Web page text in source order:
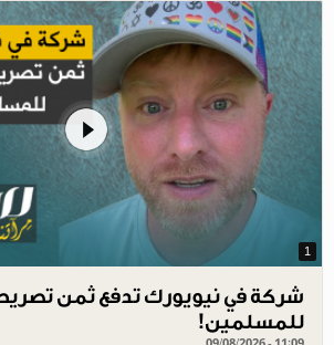
1
شركة في نيويورك تدفع ثمن
للمسلمين!